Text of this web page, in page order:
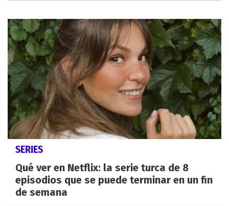
SERIES
Qué ver en Netflix: la serie turca de 8
episodios que se puede terminar en un fin
de semana